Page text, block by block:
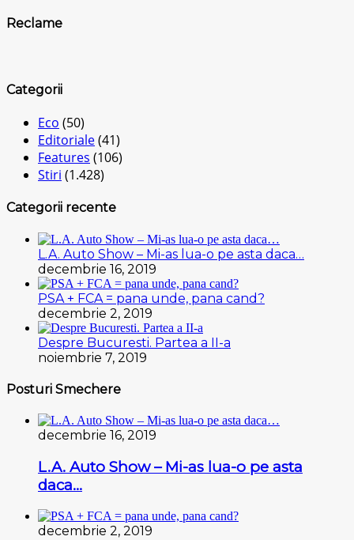
Reclame
Categorii
Eco (50)
Editoriale(41)
Features (106)
Stiri (1.428)
Categorii recente
L.A. Auto Show – Mi-as lua-o pe asta daca…
decembrie 16, 2019
PSA + FCA = pana unde, pana cand?
decembrie 2, 2019
Despre Bucuresti. Partea a II-a
noiembrie 7, 2019
Posturi Smechere
decembrie 16, 2019
L.A. Auto Show – Mi-as lua-o pe asta
daca…
decembrie 2, 2019